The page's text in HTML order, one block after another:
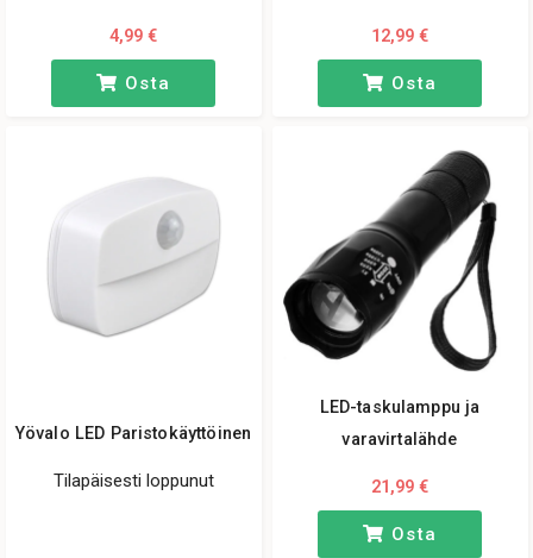
4,99 €
Osta
12,99 €
Osta
Yövalo LED Paristokäyttöinen
Tilapäisesti loppunut
LED-taskulamppu ja
varavirtalähde
21,99 €
Osta